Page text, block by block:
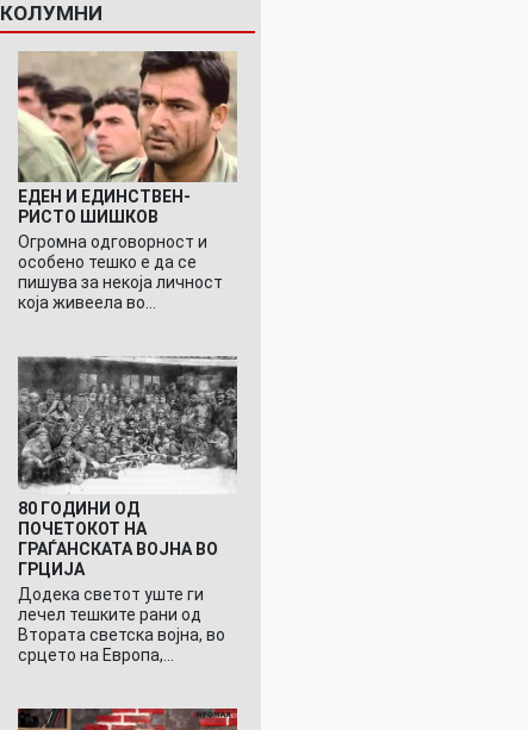
КОЛУМНИ
ЕДЕН И ЕДИНСТВЕН-
РИСТО ШИШКОВ
Огромна одговорност и
особено тешко е да се
пишува за некоја личност
која живеела во…
80 ГОДИНИ ОД
ПОЧЕТОКОТ НА
ГРАЃАНСКАТА ВОЈНА ВО
ГРЦИЈА
Додека светот уште ги
лечел тешките рани од
Втората светска војна, во
срцето на Европа,…